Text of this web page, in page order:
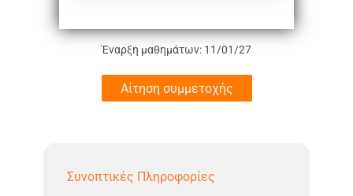
Έναρξη μαθημάτων: 11/01/27
Αίτηση συμμετοχής
Συνοπτικές Πληροφορίες